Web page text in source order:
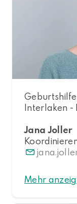
Interlaken -
Jana Joller
Mehr